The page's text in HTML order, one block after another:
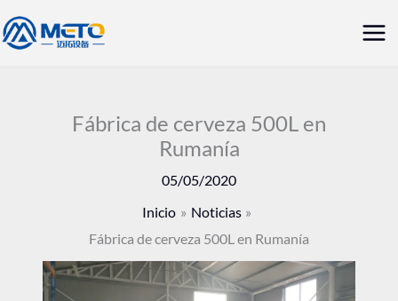
al
Fábrica de cerveza 500L en
Rumanía
05/05/2020
Inicio
Noticias
Fábrica de cerveza 500L en Rumanía